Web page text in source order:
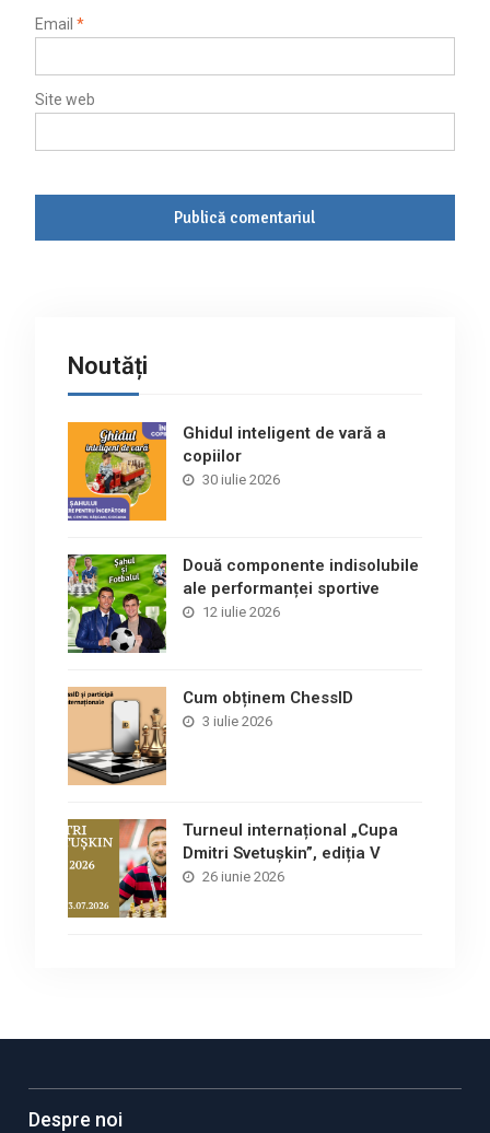
Email *
Site web
Noutăți
Ghidul inteligent de vară a
copiilor
30 iulie 2026
Două componente indisolubile
ale performanței sportive
12 iulie 2026
Cum obținem ChessID
3 iulie 2026
Turneul internațional „Cupa
Dmitri Svetușkin”, ediția V
26 iunie 2026
Despre noi